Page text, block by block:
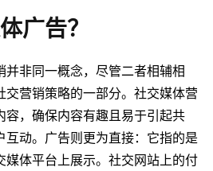
广告？
非同一概念，尽管二者相辅相
交营销策略的一部分。社交媒体营
容，确保内容有趣且易于引起共
互动。广告则更为直接：它指的是
媒体平台上展示。社交网站上的付